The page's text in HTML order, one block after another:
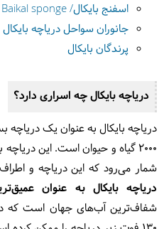
اسفنج بایکال/ Baikal sponge
جانوران سواحل دریاچه بایکال
پرندگان بایکال
دریاچه بایکال چه اسراری دارد؟
دریاچه بایکال به عنوان یک
۲۰۰۰ گیاه و حیوان است. این
شمار می‌رود که این دریاچه و اطراف
دریاچه بایکال به عنوان
شفاف‌ترین آب‌های جهان است که